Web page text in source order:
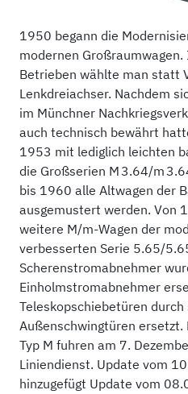
1950 begann die
modernen Großraumwagen.
Betrieben wählte man statt
Lenkdreiachser. Nachdem
im Münchner
auch technisch bewährt
1953 mit lediglich leichten
die Großserien M 3.64/m
bis 1960 alle Altwagen der
ausgemustert werden. Von
weitere M/m-Wagen der
verbesserten Serie 5.65/
Scherenstromabnehmer
Einholmstromabnehmer
Teleskopschiebetüren
Außenschwingtüren ersetzt.
Typ M fuhren am 7.
Liniendienst. Update vom
hinzugefügt Update vom